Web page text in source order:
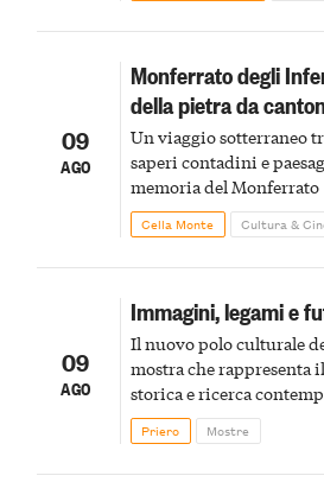
09
AGO
Monferrato degli
della pietra da
Un viaggio sotterraneo
saperi contadini e
memoria del Monferrato
Cella Monte Cultura &
09
AGO
Immagini, legami e
Il nuovo polo culturale
mostra che rappresenta
storica e ricerca
Priero Mostre